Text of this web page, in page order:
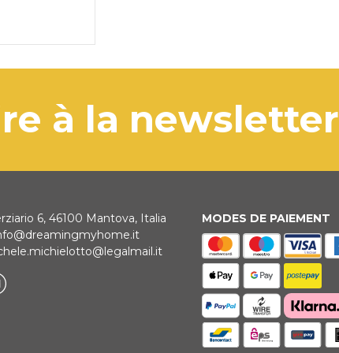
à la newsletter
6, 46100 Mantova, Italia
MODES DE PAIEMENT